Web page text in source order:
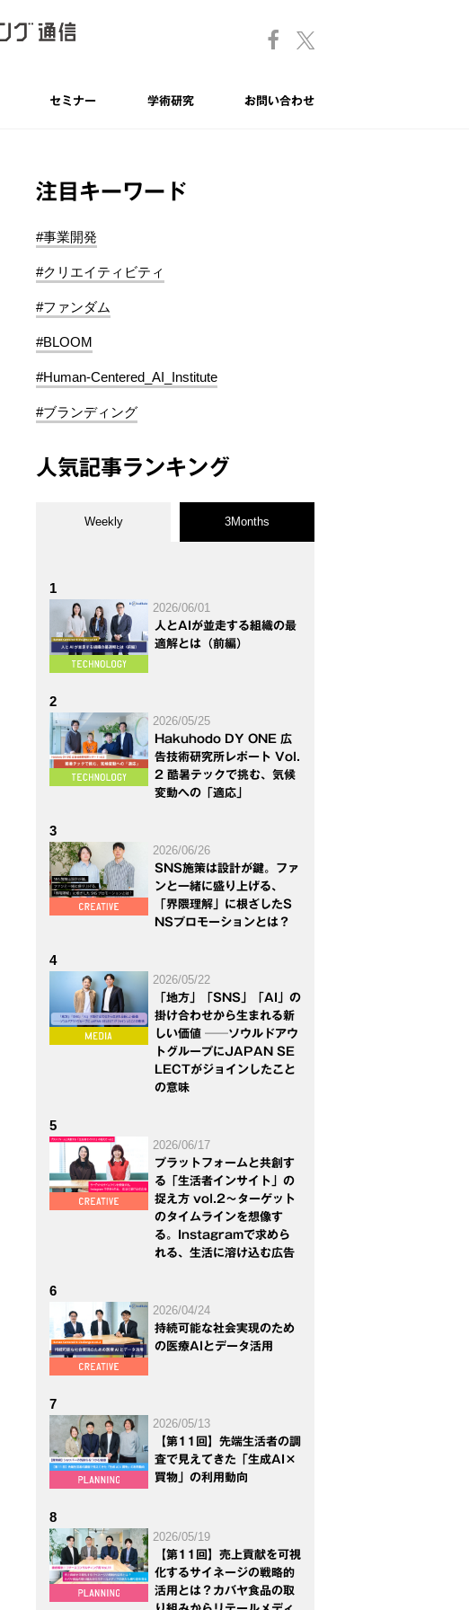
セミナー 学術研究 お問い合わせ
注目キーワード
#事業開発
#クリエイティビティ
#ファンダム
#BLOOM
#Human-Centered_AI_Institute
#ブランディング
人気記事ランキング
Weekly 3Months
1
2026/06/01
人とAIが並走する組織の最
適解とは（前編）
2
2026/05/25
Hakuhodo DY ONE 広
告技術研究所レポート Vol.
2 酷暑テックで挑む、気候
変動への「適応」
3
2026/06/26
SNS施策は設計が鍵。ファ
ンと一緒に盛り上げる、
「界隈理解」に根ざしたS
NSプロモーションとは？
4
2026/05/22
「地方」「SNS」「AI」の
掛け合わせから生まれる新
しい価値 ──ソウルドアウ
トグループにJAPAN SE
LECTがジョインしたこと
の意味
5
2026/06/17
プラットフォームと共創す
る「生活者インサイト」の
捉え方 vol.2～ターゲット
のタイムラインを想像す
る。Instagramで求めら
れる、生活に溶け込む広告
6
2026/04/24
持続可能な社会実現のため
の医療AIとデータ活用
7
2026/05/13
【第11回】先端生活者の調
査で見えてきた「生成AI×
買物」の利用動向
8
2026/05/19
【第11回】売上貢献を可視
化するサイネージの戦略的
活用とは？カバヤ食品の取